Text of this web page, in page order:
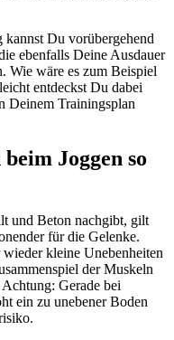
kannst Du vorübergehend
ebenfalls Deine Ausdauer
Wie wäre es zum Beispiel
entdeckst Du dabei
Deinem Trainingsplan
Joggen so
und Beton nachgibt, gilt
für die Gelenke.
kleine Unebenheiten
der Muskeln
Gerade bei
ein zu unebener Boden